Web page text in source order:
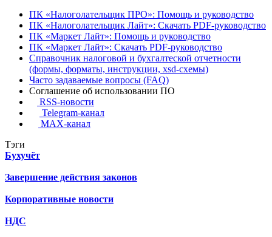
ПК «Налоголательщик ПРО»: Помощь и руководство
ПК «Налоголательщик Лайт»: Скачать PDF-руководство
ПК «Маркет Лайт»: Помощь и руководство
ПК «Маркет Лайт»: Скачать PDF-руководство
Справочник налоговой и бухгалтеской отчетности
(формы, форматы, инструкции, xsd-схемы)
Часто задаваемые вопросы (FAQ)
Соглашение об использовании ПО
RSS-новости
Telegram-канал
MAX-канал
Тэги
Бухучёт
Завершение действия законов
Корпоративные новости
НДС